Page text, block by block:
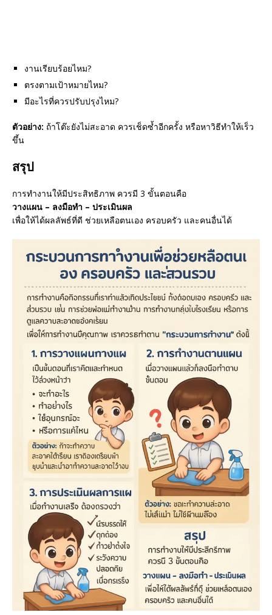
งานเรียบร้อยไหม?
ตรงตามเป้าหมายไหม?
มีอะไรที่ควรปรับปรุงไหม?
ตัวอย่าง: ถ้าโต๊ะยังไม่สะอาด ควรเช็ดซ้ำอีกครั้ง หรือหาวิธีทำให้เร็ว
ขึ้น
สรุป
การทำงานให้มีประสิทธิภาพ ควรมี 3 ขั้นตอนคือ
วางแผน – ลงมือทำ – ประเมินผล
เพื่อให้ได้ผลลัพธ์ที่ดี ช่วยเหลือตนเอง ครอบครัว และคนอื่นได้